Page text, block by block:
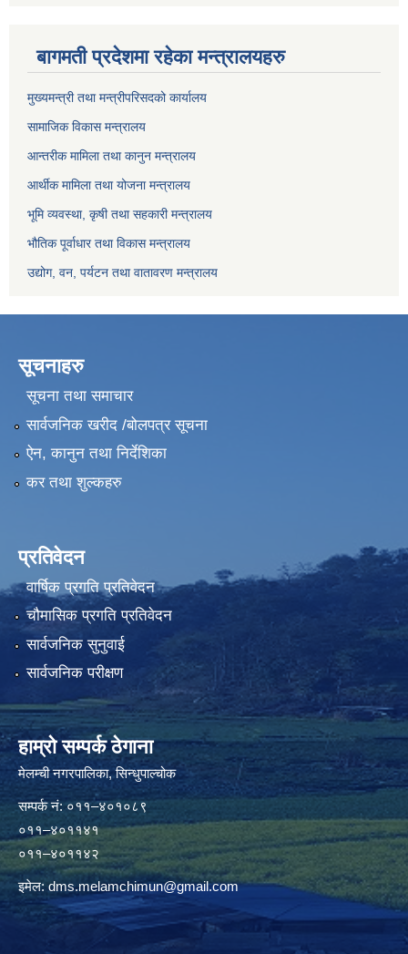
बागमती प्रदेशमा रहेका मन्त्रालयहरु
मुख्यमन्त्री तथा मन्त्रीपरिसदको कार्यालय
सामाजिक विकास मन्त्रालय
आन्तरीक मामिला तथा कानुन मन्त्रालय
आर्थीक मामिला तथा योजना मन्त्रालय
भूमि व्यवस्था, कृषी तथा सहकारी मन्त्रालय
भौतिक पूर्वाधार तथा विकास मन्त्रालय
उद्योग, वन, पर्यटन तथा वातावरण मन्त्रालय
सूचनाहरु
सूचना तथा समाचार
सार्वजनिक खरीद /बोलपत्र सूचना
ऐन, कानुन तथा निर्देशिका
कर तथा शुल्कहरु
प्रतिवेदन
वार्षिक प्रगति प्रतिवेदन
चौमासिक प्रगति प्रतिवेदन
सार्वजनिक सुनुवाई
सार्वजनिक परीक्षण
हाम्रो सम्पर्क ठेगाना
मेलम्ची नगरपालिका‍, सिन्धुपाल्चोक
सम्पर्क न‌ं: ०११–४०१०८९
०११–४०११४१
०११–४०११४२
इमेल:dms.melamchimun@gmail.com